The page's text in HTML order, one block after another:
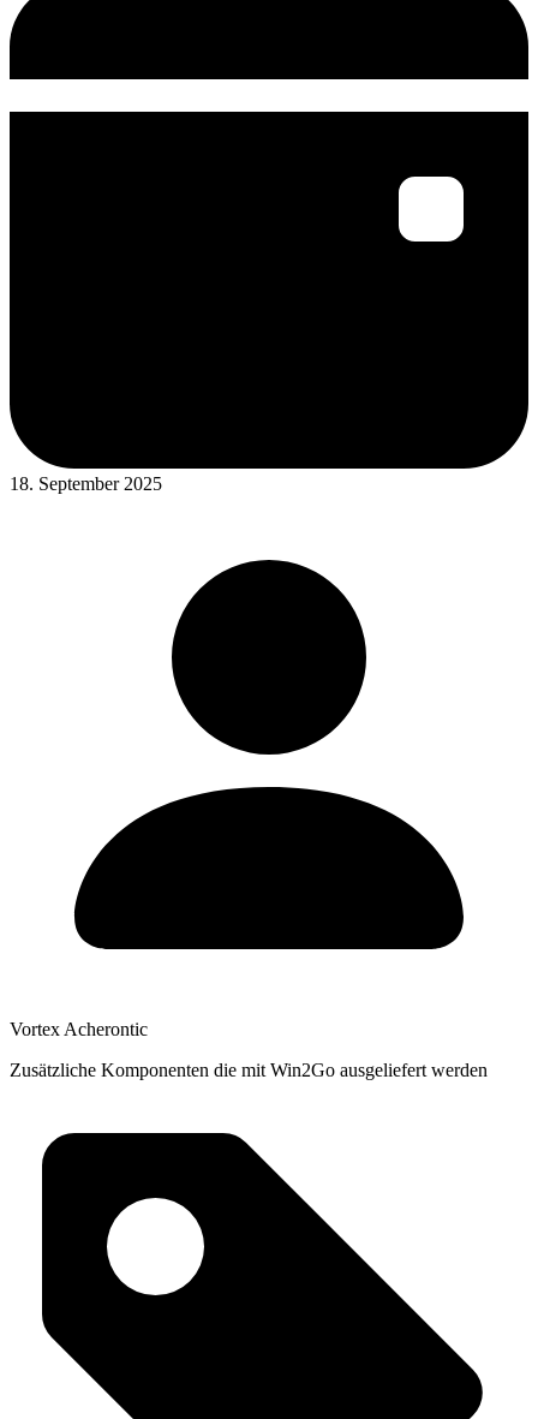
18. September 2025
Vortex Acherontic
Zusätzliche Komponenten die mit Win2Go ausgeliefert werden